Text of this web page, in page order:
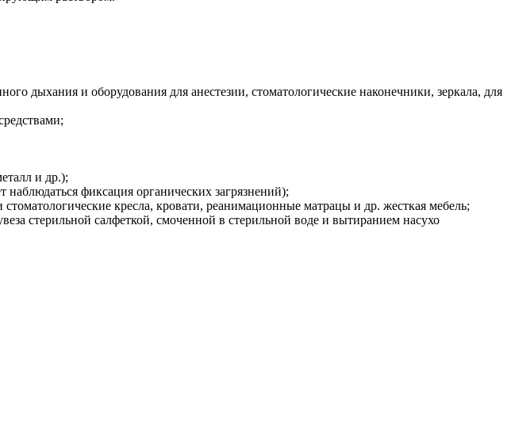
дыхания и оборудования для анестезии, стоматологические наконечники, зеркала, для
и др.);
фиксация органических загрязнений);
кресла, кровати, реанимационные матрацы и др. жесткая мебель;
стерильной салфеткой, смоченной в стерильной воде и вытиранием насухо